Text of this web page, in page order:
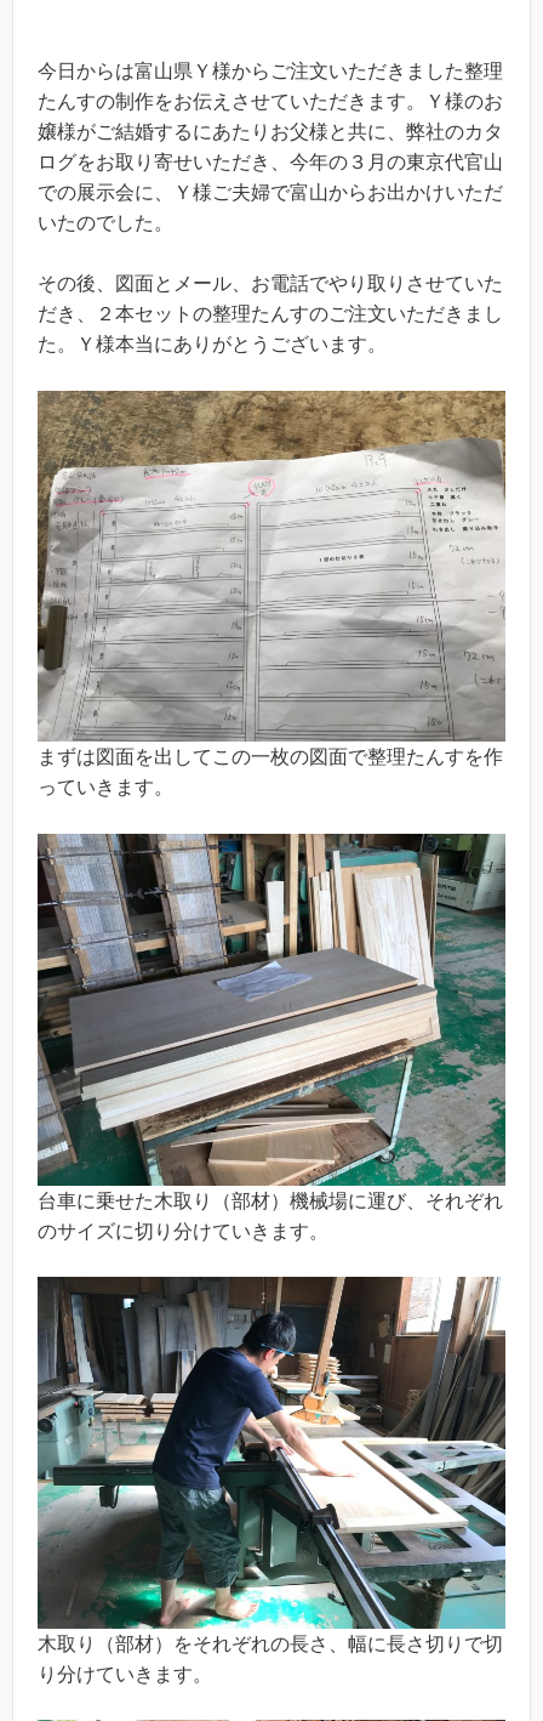
今日からは富山県Ｙ様からご注文いただきました整理
たんすの制作をお伝えさせていただきます。Ｙ様のお
嬢様がご結婚するにあたりお父様と共に、弊社のカタ
ログをお取り寄せいただき、今年の３月の東京代官山
での展示会に、Ｙ様ご夫婦で富山からお出かけいただ
いたのでした。
その後、図面とメール、お電話でやり取りさせていた
だき、２本セットの整理たんすのご注文いただきまし
た。Ｙ様本当にありがとうございます。
まずは図面を出してこの一枚の図面で整理たんすを作
っていきます。
台車に乗せた木取り（部材）機械場に運び、それぞれ
のサイズに切り分けていきます。
木取り（部材）をそれぞれの長さ、幅に長さ切りで切
り分けていきます。